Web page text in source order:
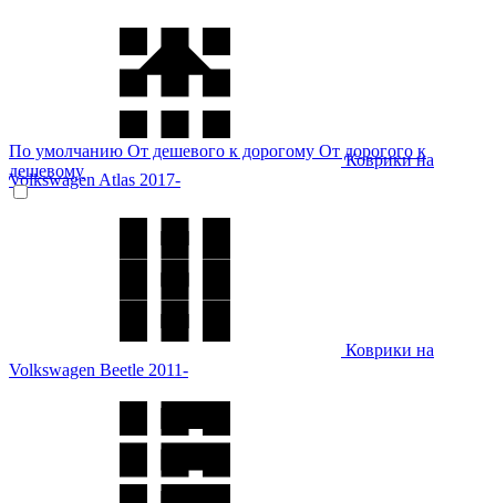
Коврики на
Volkswagen Atlas 2017-
Коврики на
Volkswagen Beetle 2011-
По умолчанию От дешевого к дорогому От дорогого к
дешевому